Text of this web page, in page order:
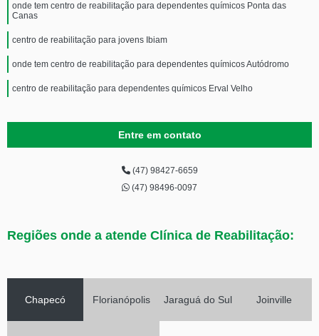
onde tem centro de reabilitação para dependentes químicos Ponta das
Canas
centro de reabilitação para jovens Ibiam
onde tem centro de reabilitação para dependentes químicos Autódromo
centro de reabilitação para dependentes químicos Erval Velho
Entre em contato
(47) 98427-6659
(47) 98496-0097
Regiões onde a atende Clínica de Reabilitação:
Chapecó Florianópolis Jaraguá do Sul Joinville